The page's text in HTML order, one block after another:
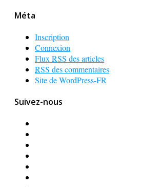
Méta
Inscription
Connexion
FluxRSS des articles
RSS des commentaires
Site de WordPress-FR
Suivez-nous